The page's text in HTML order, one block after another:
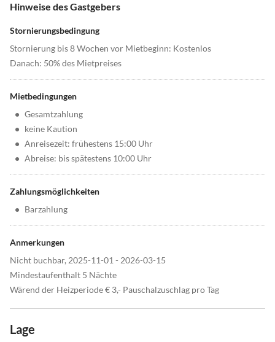
Hinweise des Gastgebers
Stornierungsbedingung
Stornierung bis 8 Wochen vor Mietbeginn: Kostenlos
Danach: 50% des Mietpreises
Mietbedingungen
• Gesamtzahlung
• keine Kaution
• Anreisezeit: frühestens 15:00 Uhr
• Abreise: bis spätestens 10:00 Uhr
Zahlungsmöglichkeiten
• Barzahlung
Anmerkungen
Nicht buchbar, 2025-11-01 - 2026-03-15
Mindestaufenthalt 5 Nächte
Wärend der Heizperiode € 3,- Pauschalzuschlag pro Tag
Lage